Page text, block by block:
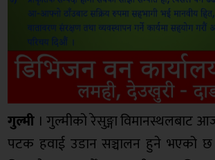
गुल्मी । गुल्मीको रेसुङ्गा विमानस्थलबाट
पटक हवाई उडान सञ्चालन हुने भएको